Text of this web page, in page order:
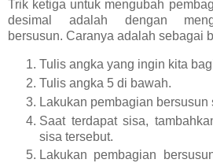
Trik ketiga untuk mengubah
desimal adalah dengan
bersusun. Caranya adalah sebagai
Tulis angka yang ingin kita
Tulis angka 5 di bawah.
Lakukan pembagian bersusun
Saat terdapat sisa,
sisa tersebut.
Lakukan pembagian